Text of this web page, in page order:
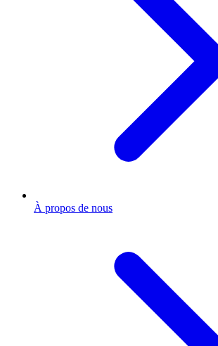
À propos de nous